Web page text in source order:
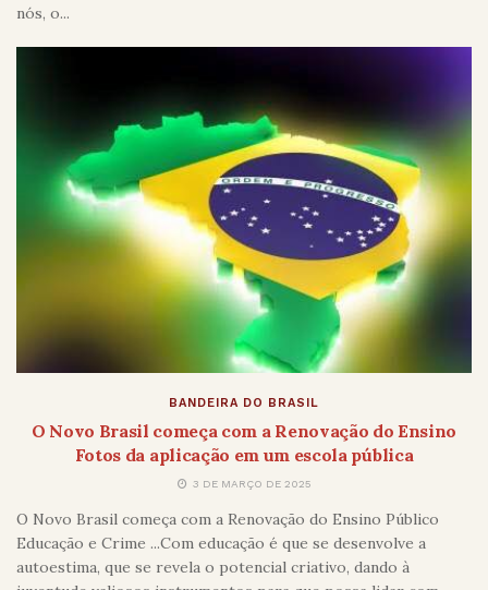
nós, o...
BANDEIRA DO BRASIL
O Novo Brasil começa com a Renovação do Ensino
Fotos da aplicação em um escola pública
3 DE MARÇO DE 2025
O Novo Brasil começa com a Renovação do Ensino Público
Educação e Crime ...Com educação é que se desenvolve a
autoestima, que se revela o potencial criativo, dando à